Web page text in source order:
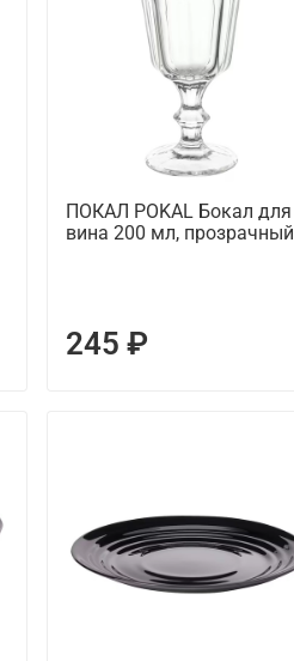
ПОКАЛ POKAL Бокал для
вина 200 мл, прозрачный
245 ₽